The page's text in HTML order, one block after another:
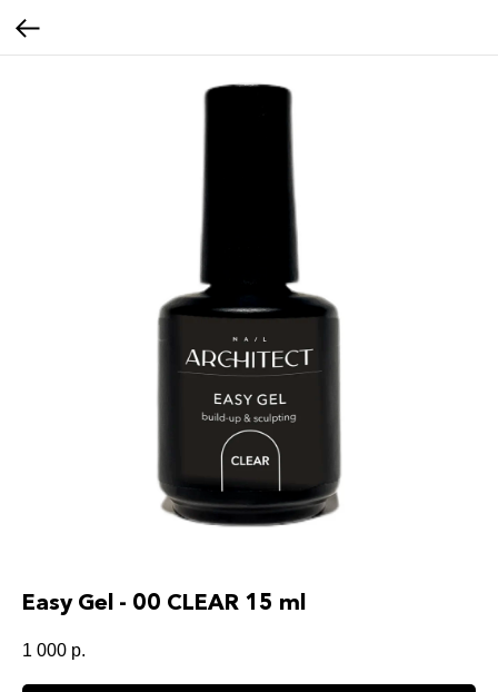
Easy Gel - 00 CLEAR 15 ml
1 000 р.